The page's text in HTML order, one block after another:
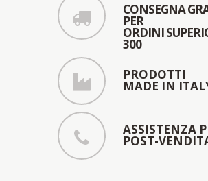
CONSEGNA
PER
ORDINI
300
PRODOTTI
MADE IN
ASSISTENZA
POST-